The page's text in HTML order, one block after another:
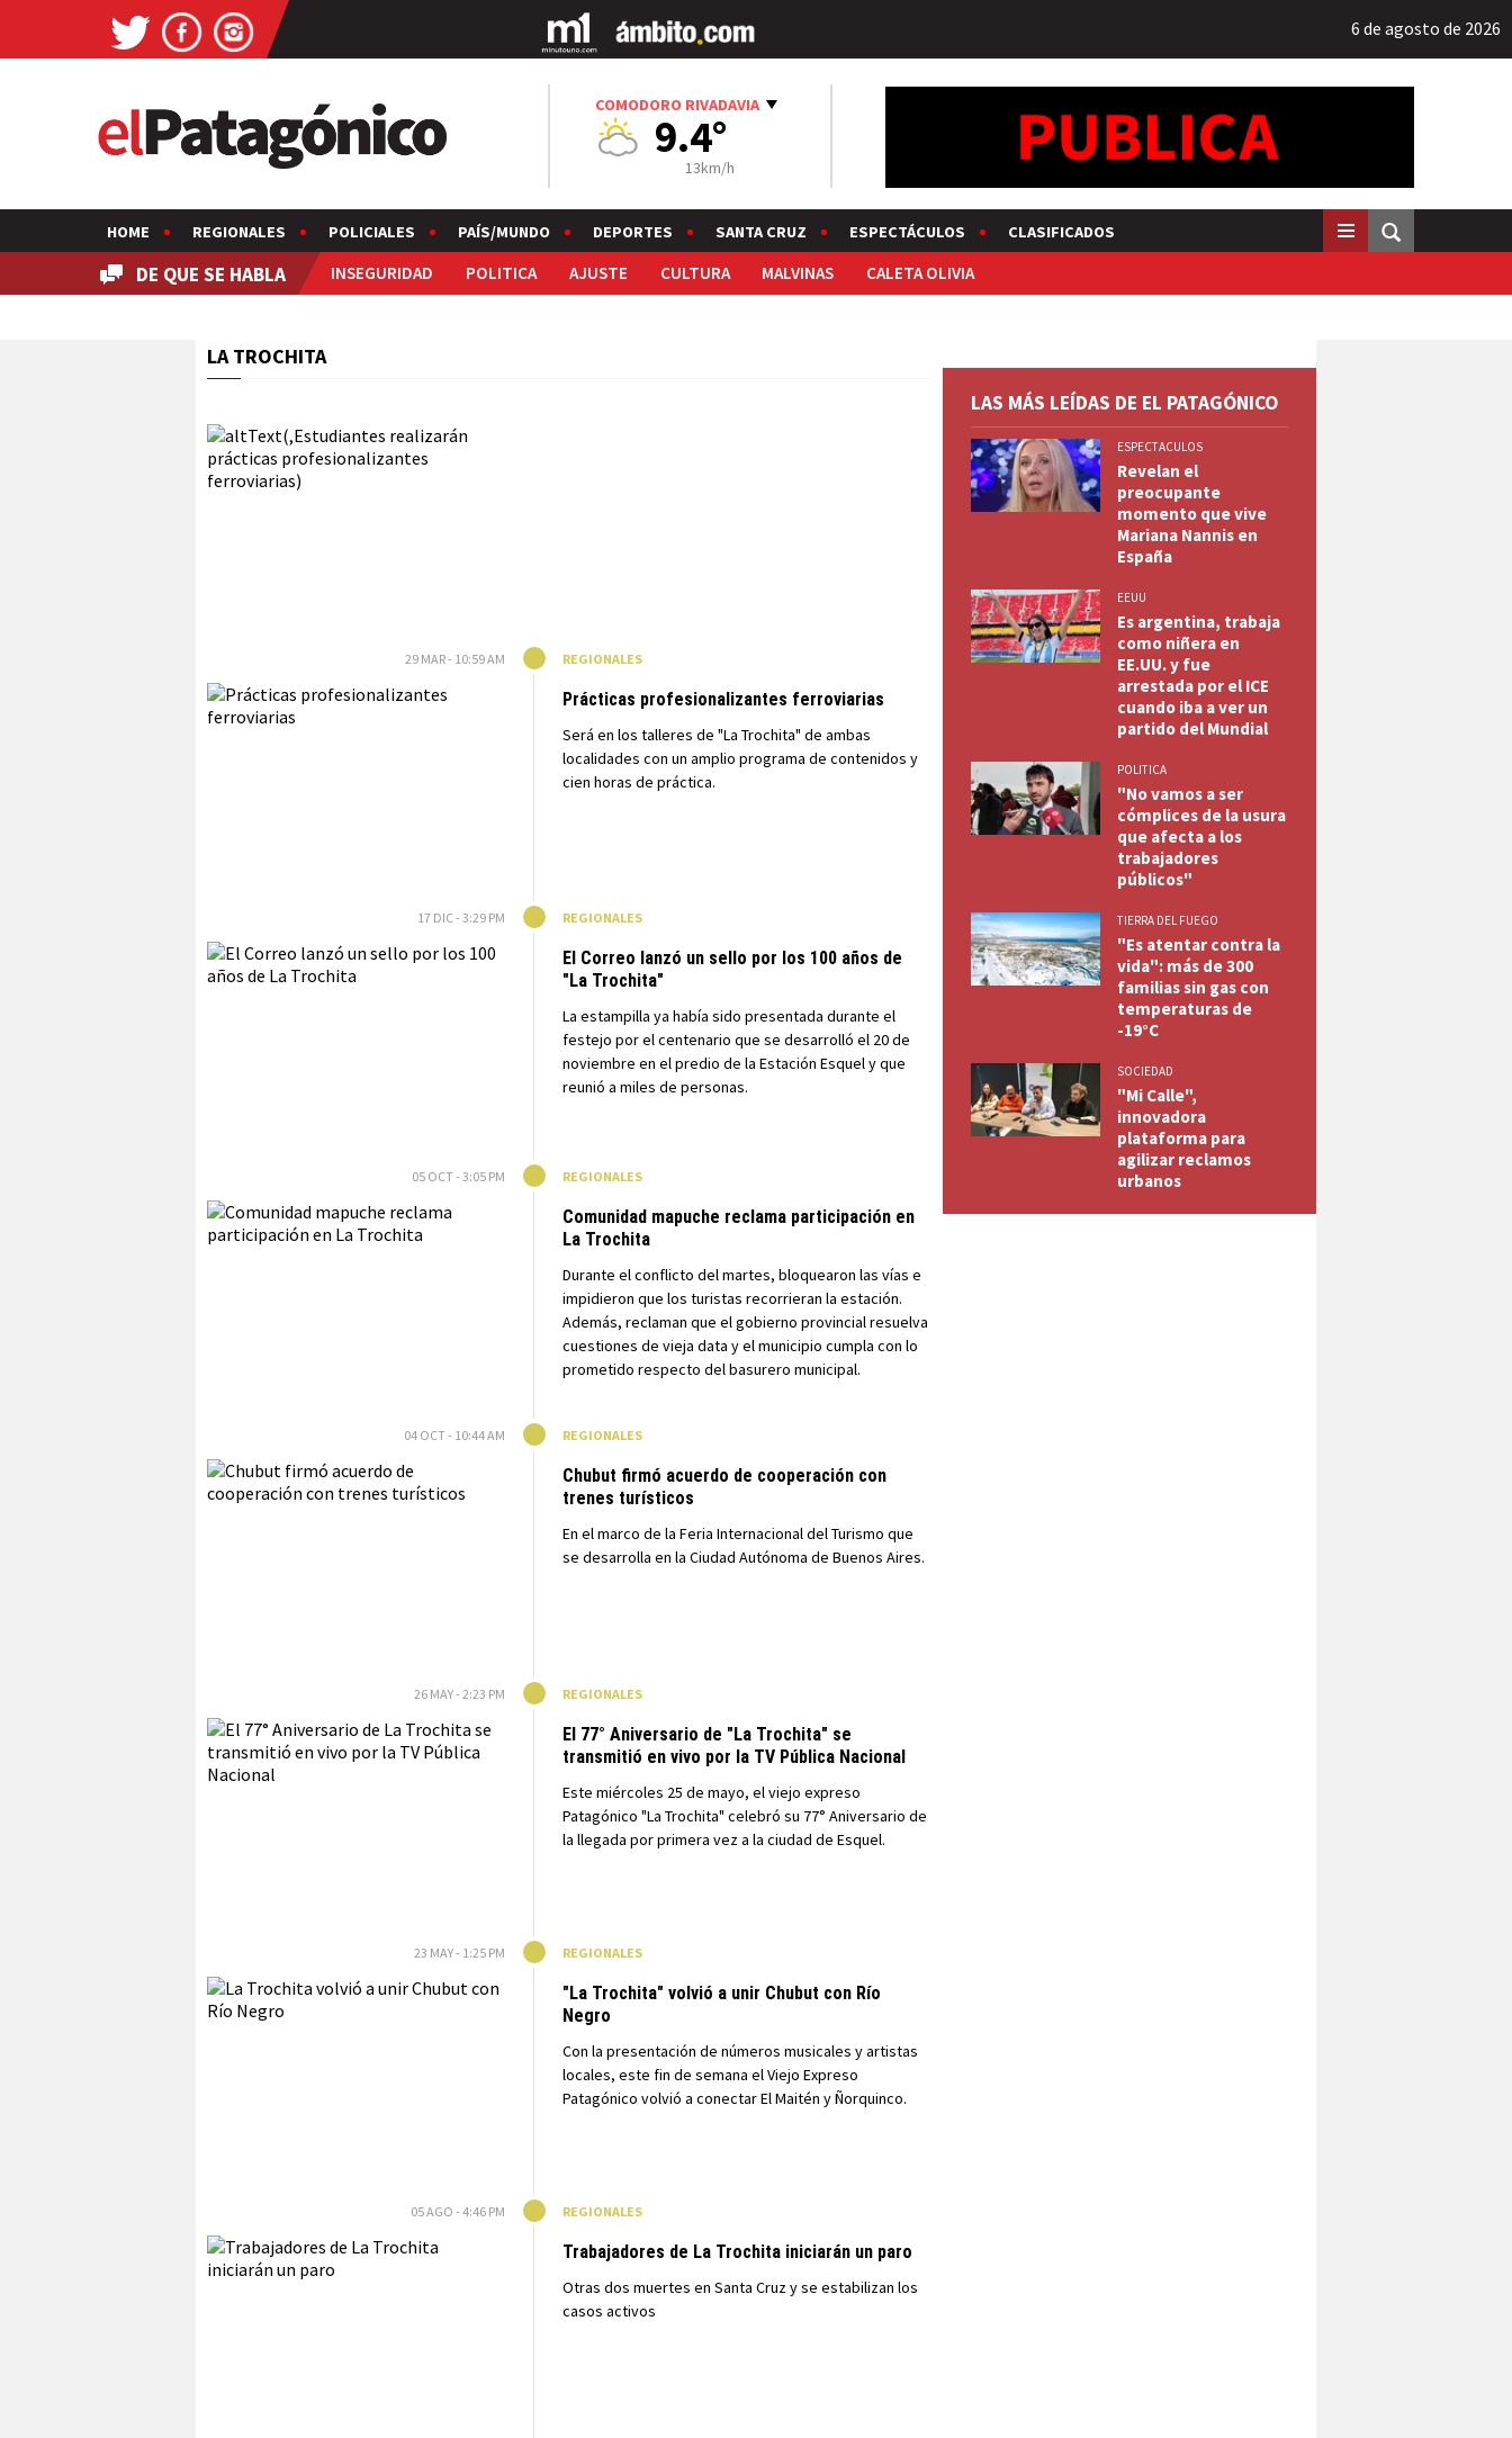
6 de agosto de 2026
COMODORO RIVADAVIA
9.4°
13km/h
HOME REGIONALES POLICIALES PAÍS/MUNDO DEPORTES SANTA CRUZ ESPECTÁCULOS CLASIFICADOS
DE QUE SE HABLA INSEGURIDAD POLITICA AJUSTE CULTURA MALVINAS CALETA OLIVIA
LA TROCHITA
29 MAR - 10:59 AM REGIONALES
Prácticas profesionalizantes ferroviarias
Será en los talleres de "La Trochita" de ambas
localidades con un amplio programa de contenidos y
cien horas de práctica.
17 DIC - 3:29 PM REGIONALES
El Correo lanzó un sello por los 100 años de
"La Trochita"
La estampilla ya había sido presentada durante el
festejo por el centenario que se desarrolló el 20 de
noviembre en el predio de la Estación Esquel y que
reunió a miles de personas.
05 OCT - 3:05 PM REGIONALES
Comunidad mapuche reclama participación en
La Trochita
Durante el conflicto del martes, bloquearon las vías e
impidieron que los turistas recorrieran la estación.
Además, reclaman que el gobierno provincial resuelva
cuestiones de vieja data y el municipio cumpla con lo
prometido respecto del basurero municipal.
04 OCT - 10:44 AM REGIONALES
Chubut firmó acuerdo de cooperación con
trenes turísticos
En el marco de la Feria Internacional del Turismo que
se desarrolla en la Ciudad Autónoma de Buenos Aires.
26 MAY - 2:23 PM REGIONALES
El 77° Aniversario de "La Trochita" se
transmitió en vivo por la TV Pública Nacional
Este miércoles 25 de mayo, el viejo expreso
Patagónico "La Trochita" celebró su 77° Aniversario de
la llegada por primera vez a la ciudad de Esquel.
23 MAY - 1:25 PM REGIONALES
"La Trochita" volvió a unir Chubut con Río
Negro
Con la presentación de números musicales y artistas
locales, este fin de semana el Viejo Expreso
Patagónico volvió a conectar El Maitén y Ñorquinco.
05 AGO - 4:46 PM REGIONALES
Trabajadores de La Trochita iniciarán un paro
Otras dos muertes en Santa Cruz y se estabilizan los
casos activos
LAS MÁS LEÍDAS DE EL PATAGÓNICO
ESPECTACULOS
Revelan el
preocupante
momento que vive
Mariana Nannis en
España
EEUU
Es argentina, trabaja
como niñera en
EE.UU. y fue
arrestada por el ICE
cuando iba a ver un
partido del Mundial
POLITICA
"No vamos a ser
cómplices de la usura
que afecta a los
trabajadores
públicos"
TIERRA DEL FUEGO
"Es atentar contra la
vida": más de 300
familias sin gas con
temperaturas de
-19°C
SOCIEDAD
"Mi Calle",
innovadora
plataforma para
agilizar reclamos
urbanos